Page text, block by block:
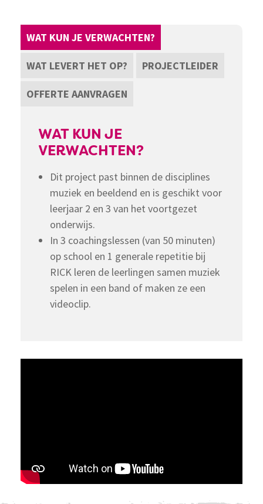
WAT KUN JE VERWACHTEN?
WAT LEVERT HET OP? PROJECTLEIDER
OFFERTE AANVRAGEN
WAT KUN JE
VERWACHTEN?
Dit project past binnen de disciplines
muziek en beeldend en is geschikt voor
leerjaar 2 en 3 van het voortgezet
onderwijs.
In 3 coachingslessen (van 50 minuten)
op school en 1 generale repetitie bij
RICK leren de leerlingen samen muziek
spelen in een band of maken ze een
videoclip.